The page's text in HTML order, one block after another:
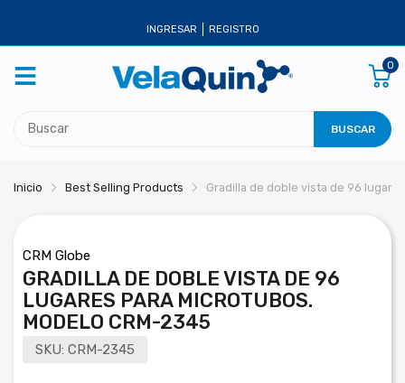
INGRESAR REGISTRO
0
BUSCAR
Inicio Best Selling Products Gradilla de doble vista de 96
CRM Globe
GRADILLA DE DOBLE VISTA DE 96
LUGARES PARA MICROTUBOS.
MODELO CRM-2345
SKU: CRM-2345